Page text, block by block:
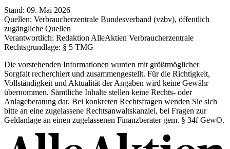
Stand: 09. Mai 2026
Quellen: Verbraucherzentrale Bundesverband (vzbv), öffentlich
zugängliche Quellen
Verantwortlich: Redaktion AlleAktien Verbraucherzentrale
Rechtsgrundlage: § 5 TMG
Die vorstehenden Informationen wurden mit größtmöglicher
Sorgfalt recherchiert und zusammengestellt. Für die Richtigkeit,
Vollständigkeit und Aktualität der Angaben wird keine Gewähr
übernommen. Sämtliche Inhalte stellen keine Rechts- oder
Anlageberatung dar. Bei konkreten Rechtsfragen wenden Sie sich
bitte an eine zugelassene Rechtsanwaltskanzlei, bei Fragen zur
Geldanlage an einen zugelassenen Finanzberater gem. § 34f GewO.